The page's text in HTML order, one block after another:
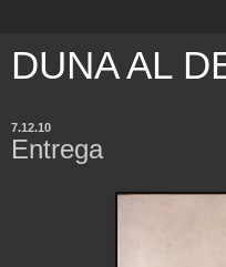
DUNA AL
7.12.10
Entrega